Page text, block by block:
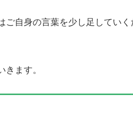
ご自身の言葉を少し足してい
ます。